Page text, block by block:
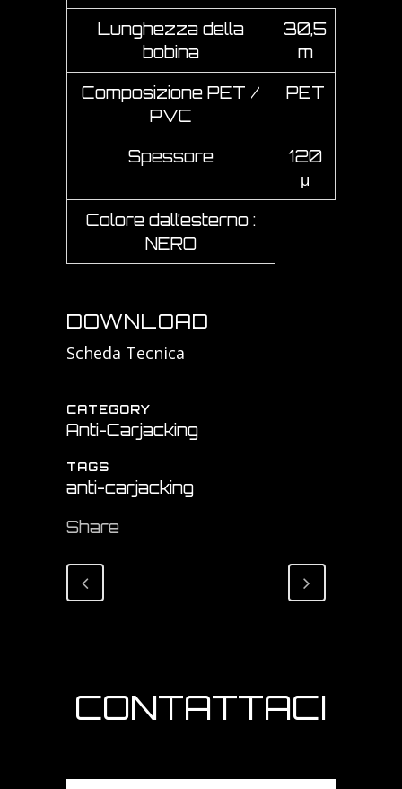
Lunghezza della
bobina
30,5
m
Composizione PET /
PVC
PET
Spessore
120
μ
Colore dall’esterno :
NERO
DOWNLOAD
Scheda Tecnica
CATEGORY
Anti-Carjacking
TAGS
anti-carjacking
Share
CONTATTACI